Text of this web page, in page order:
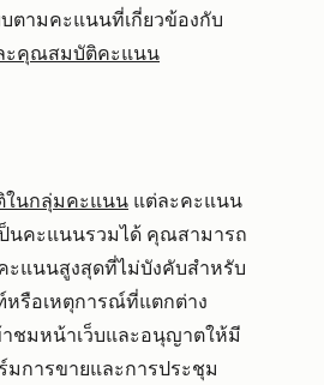
ตามคะแนนที่เกี่ยวข้องกับ
ะคุณสมบัติคะแนน
นกลุ่มคะแนน แต่ละคะแนน
นคะแนนรวมได้ คุณสามารถ
ะแนนสูงสุดที่ไม่บังคับสำหรับ
รือเหตุการณ์ที่แตกต่าง
ชมหน้าเว็บและอนุญาตให้มี
การขายและการประชุม